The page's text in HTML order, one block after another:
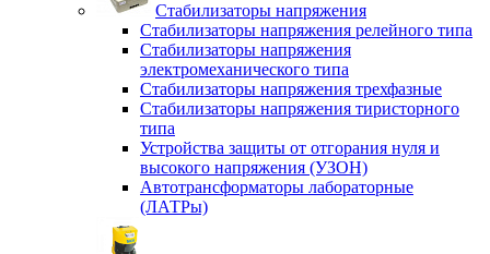
Стабилизаторы напряжения
Стабилизаторы напряжения релейного типа
Стабилизаторы напряжения
электромеханического типа
Стабилизаторы напряжения трехфазные
Стабилизаторы напряжения тиристорного
типа
Устройства защиты от отгорания нуля и
высокого напряжения (УЗОН)
Автотрансформаторы лабораторные
(ЛАТРы)